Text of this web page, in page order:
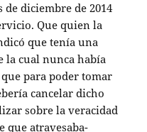
diciembre de 2014
Que quien la
que tenía una
la cual nunca había
para poder tomar
cancelar dicho
sobre la veracidad
que atravesaba-